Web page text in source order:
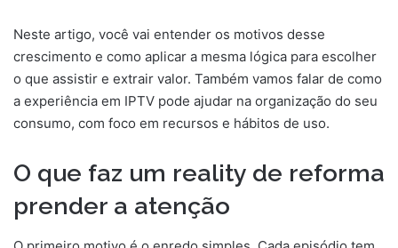
Neste artigo, você vai entender os motivos desse
crescimento e como aplicar a mesma lógica para escolher
o que assistir e extrair valor. Também vamos falar de como
a experiência em IPTV pode ajudar na organização do seu
consumo, com foco em recursos e hábitos de uso.
O que faz um reality de reforma
prender a atenção